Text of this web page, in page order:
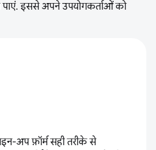
पाएं. इससे अपने उपयोगकर्ताओं को
अप फ़ॉर्म सही तरीके से